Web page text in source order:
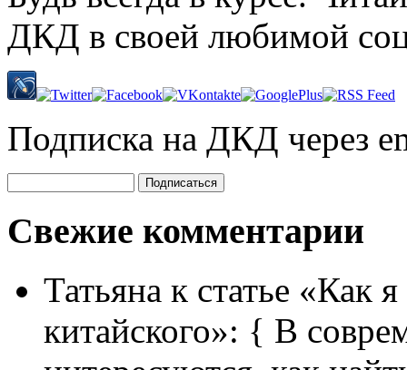
ДКД в своей любимой
Подписка на ДКД через
Свежие комментарии
Татьяна к статье «Как
китайского»: { В